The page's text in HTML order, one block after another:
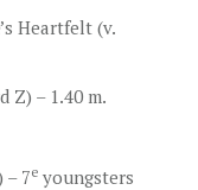
Heartfelt (v.
Z) – 1.40 m.
– 7e youngsters